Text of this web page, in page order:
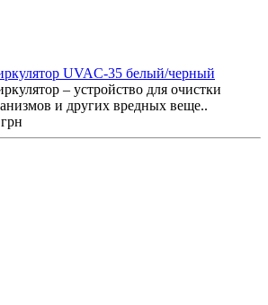
UVAC-35 белый/черный
– устройство для очистки
и других вредных веще..